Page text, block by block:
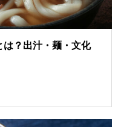
は？出汁・麺・文化